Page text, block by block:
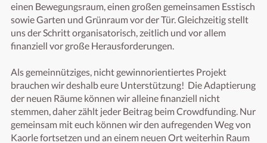
einen Bewegungsraum, einen großen gemeinsamen Esstisch
sowie Garten und Grünraum vor der Tür. Gleichzeitig stellt
uns der Schritt organisatorisch, zeitlich und vor allem
finanziell vor große Herausforderungen.
Als gemeinnütziges, nicht gewinnorientiertes Projekt
brauchen wir deshalb eure Unterstützung!  Die Adaptierung
der neuen Räume können wir alleine finanziell nicht
stemmen, daher zählt jeder Beitrag beim Crowdfunding. Nur
gemeinsam mit euch können wir den aufregenden Weg von
Kaorle fortsetzen und an einem neuen Ort weiterhin Raum